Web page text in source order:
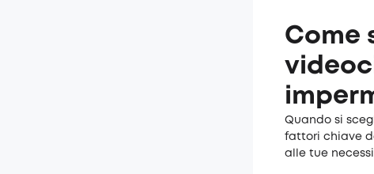
Come
Quando si
fattori chiave
alle tue